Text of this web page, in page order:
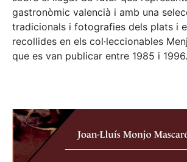
gastronòmic valencià i amb una
tradicionals i fotografies dels plats i
recollides en els col·leccionables
que es van publicar entre 1985 i 1996.